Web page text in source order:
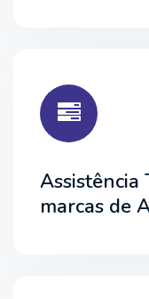
Assistência
marcas de